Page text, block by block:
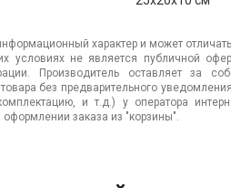
характер и может
условиях не является публичной
Производитель оставляет за
без предварительного
и т.д.) у оператора
заказа из "корзины".